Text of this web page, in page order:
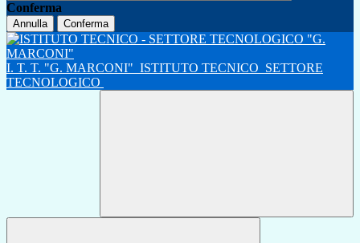
Conferma
Annulla Conferma
I. T. T. "G. MARCONI" ISTITUTO TECNICO SETTORE
TECNOLOGICO